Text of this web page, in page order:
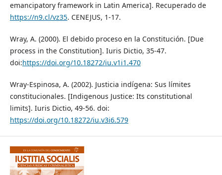
emancipatory framework in Latin America]. Recuperado de
https://n9.cl/vz35. CENEJUS, 1-17.
Wray, A. (2000). El debido proceso en la Constitución. [Due
process in the Constitution]. Iuris Dictio, 35-47.
doi:https://doi.org/10.18272/iu.v1i1.470
Wray-Espinosa, A. (2002). Justicia indígena: Sus límites
constitucionales. [Indigenous Justice: Its constitutional
limits]. Iuris Dictio, 49-56. doi:
https://doi.org/10.18272/iu.v3i6.579